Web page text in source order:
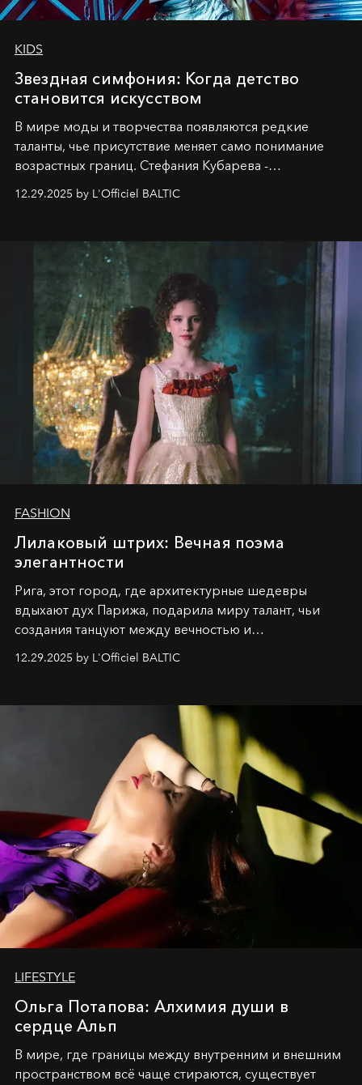
KIDS
Звездная симфония: Когда детство
становится искусством
В мире моды и творчества появляются редкие
таланты, чье присутствие меняет само понимание
возрастных границ. Стефания Кубарева -
десятилетняя обладательница невероятной
харизмы, чье имя уже украшает обложки
2025
и LUXIA June 2025, представляет собой
уникальное явление современной культуры.
12.29.2025 by L'Officiel BALTIC
FASHION
Лилаковый штрих: Вечная поэма
элегантности
Рига, этот город, где архитектурные шедевры
вдыхают дух Парижа, подарила миру талант, чьи
создания танцуют между вечностью и
современностью.
12.29.2025 by L'Officiel BALTIC
LIFESTYLE
Ольга Потапова: Алхимия души в
сердце Альп
В мире, где границы между внутренним и внешним
пространством всё чаще стираются, существует